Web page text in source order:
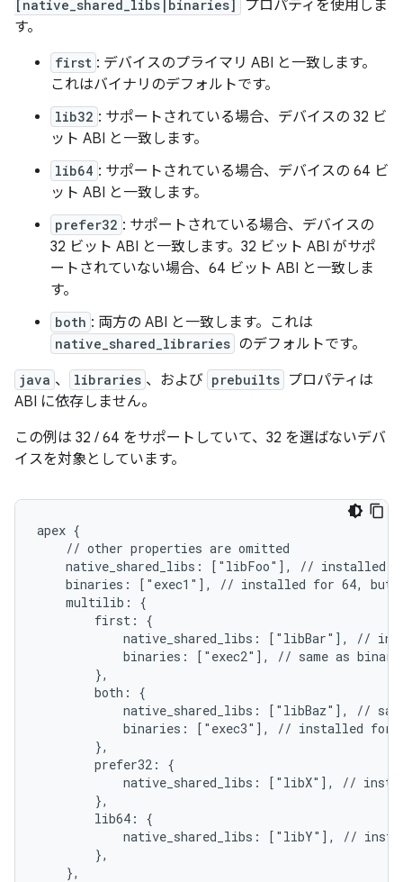
[native_shared_libs|binaries]
プロパティを使用しま
す。
first : デバイスのプライマリ ABI と一致します。
これはバイナリのデフォルトです。
lib32 : サポートされている場合、デバイスの 32 ビ
ット ABI と一致します。
lib64 : サポートされている場合、デバイスの 64 ビ
ット ABI と一致します。
prefer32 : サポートされている場合、デバイスの
32 ビット ABI と一致します。32 ビット ABI がサポ
ートされていない場合、64 ビット ABI と一致しま
す。
both : 両方の ABI と一致します。これは
native_shared_libraries のデフォルトです。
java 、 libraries 、および prebuilts プロパティは
ABI に依存しません。
この例は 32 / 64 をサポートしていて、32 を選ばないデバ
イスを対象としています。
apex {
    // other properties are omitted
native_shared_libs: ["libFoo"], // installed
binaries: ["exec1"], // installed for 64, but
    multilib: {
        first: {
native_shared_libs: ["libBar"], //
binaries: ["exec2"], // same as
        },
        both: {
native_shared_libs: ["libBaz"], //
binaries: ["exec3"], // installed for
        },
        prefer32: {
native_shared_libs: ["libX"], //
        },
        lib64: {
native_shared_libs: ["libY"], //
        },
    },